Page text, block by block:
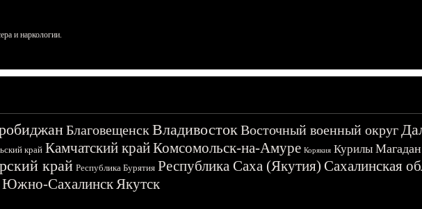
и наркологии.
БлаговещенскВладивостокВосточный военный округ
край Камчатский крайКомсомольск-на-Амуре Корякия Курилы Магадан
край Республика Бурятия Республика Саха (Якутия) Сахалинская
Южно-СахалинскЯкутск